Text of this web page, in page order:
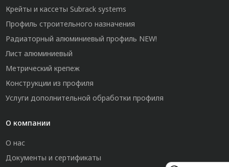
Крейты и кассеты Subrack systems
Профиль строительного назначения
Радиаторный алюминиевый профиль NEW!
Лист алюминиевый
Метрический крепеж
Конструкции из профиля
Услуги дополнительной обработки профиля
О компании
О нас
Документы и сертификаты